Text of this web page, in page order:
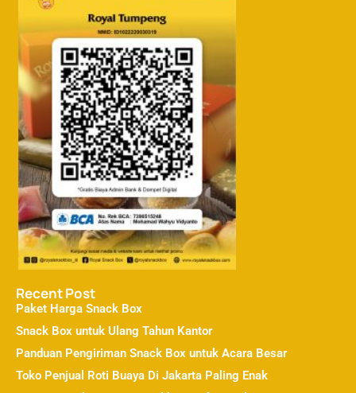
Recent Post
Paket Harga Snack Box
Snack Box untuk Ulang Tahun Kantor
Panduan Pengiriman Snack Box untuk Acara Besar
Toko Penjual Roti Buaya Di Jakarta Paling Enak